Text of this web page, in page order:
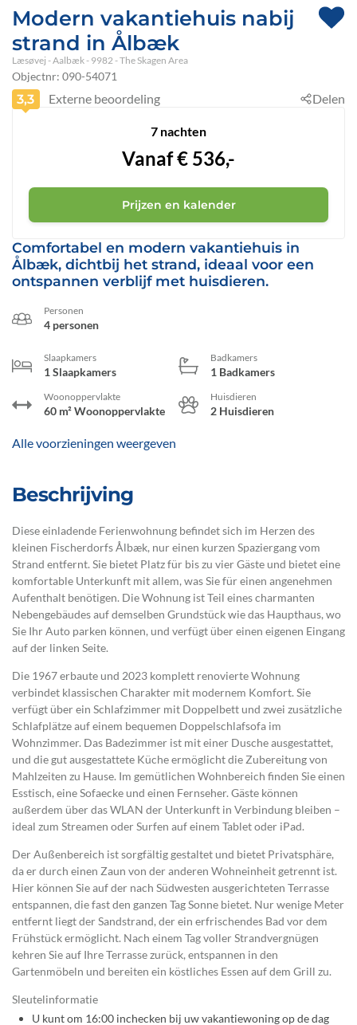
Modern vakantiehuis nabij
strand in Ålbæk
Læsøvej - Aalbæk - 9982 - The Skagen Area
Objectnr: 090-54071
Comfortabel en modern vakantiehuis in
Ålbæk, dichtbij het strand, ideaal voor een
ontspannen verblijf met huisdieren.
Personen
4 personen
Slaapkamers
1 Slaapkamers
Badkamers
1 Badkamers
Woonoppervlakte
60 m² Woonoppervlakte
Huisdieren
2 Huisdieren
Alle voorzieningen weergeven
Beschrijving
Diese einladende Ferienwohnung befindet sich im Herzen des
kleinen Fischerdorfs Ålbæk, nur einen kurzen Spaziergang vom
Strand entfernt. Sie bietet Platz für bis zu vier Gäste und bietet eine
komfortable Unterkunft mit allem, was Sie für einen angenehmen
Aufenthalt benötigen. Die Wohnung ist Teil eines charmanten
Nebengebäudes auf demselben Grundstück wie das Haupthaus, wo
Sie Ihr Auto parken können, und verfügt über einen eigenen Eingang
auf der linken Seite.
Die 1967 erbaute und 2023 komplett renovierte Wohnung
verbindet klassischen Charakter mit modernem Komfort. Sie
verfügt über ein Schlafzimmer mit Doppelbett und zwei zusätzliche
Schlafplätze auf einem bequemen Doppelschlafsofa im
Wohnzimmer. Das Badezimmer ist mit einer Dusche ausgestattet,
und die gut ausgestattete Küche ermöglicht die Zubereitung von
Mahlzeiten zu Hause. Im gemütlichen Wohnbereich finden Sie einen
Esstisch, eine Sofaecke und einen Fernseher. Gäste können
außerdem über das WLAN der Unterkunft in Verbindung bleiben –
ideal zum Streamen oder Surfen auf einem Tablet oder iPad.
Der Außenbereich ist sorgfältig gestaltet und bietet Privatsphäre,
da er durch einen Zaun von der anderen Wohneinheit getrennt ist.
Hier können Sie auf der nach Südwesten ausgerichteten Terrasse
entspannen, die fast den ganzen Tag Sonne bietet. Nur wenige Meter
entfernt liegt der Sandstrand, der ein erfrischendes Bad vor dem
Frühstück ermöglicht. Nach einem Tag voller Strandvergnügen
kehren Sie auf Ihre Terrasse zurück, entspannen in den
Gartenmöbeln und bereiten ein köstliches Essen auf dem Grill zu.
Sleutelinformatie
U kunt om 16:00 inchecken bij uw vakantiewoning op de dag
3,3 Externe beoordeling Delen
7 nachten
Vanaf€ 536,-
Prijzen en kalender